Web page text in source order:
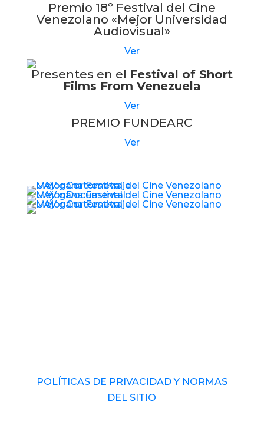
Premio 18º Festival del Cine
Venezolano «Mejor Universidad
Audiovisual»
Ver
Presentes en el Festival of Short
Films From Venezuela
Ver
PREMIO FUNDEARC
Ver
POLÍTICAS DE PRIVACIDAD Y NORMAS
DEL SITIO